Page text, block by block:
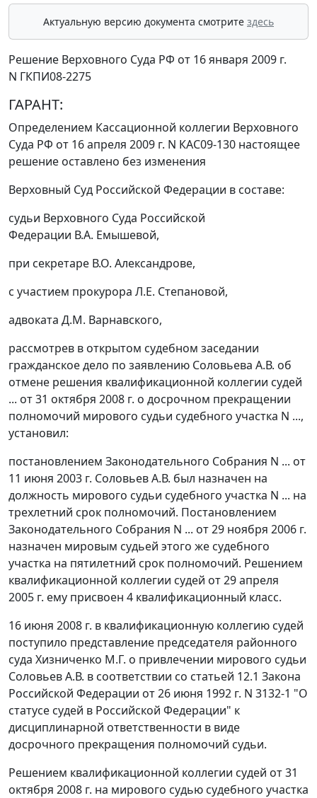
Актуальную версию документа смотрите здесь
Решение Верховного Суда РФ от 16 января 2009 г.
N ГКПИ08-2275
ГАРАНТ:
Определением Кассационной коллегии Верховного
Суда РФ от 16 апреля 2009 г. N КАС09-130 настоящее
решение оставлено без изменения
Верховный Суд Российской Федерации в составе:
судьи Верховного Суда Российской
Федерации В.А. Емышевой,
при секретаре В.О. Александрове,
с участием прокурора Л.Е. Степановой,
адвоката Д.М. Варнавского,
рассмотрев в открытом судебном заседании
гражданское дело по заявлению Соловьева А.В. об
отмене решения квалификационной коллегии судей
... от 31 октября 2008 г. о досрочном прекращении
полномочий мирового судьи судебного участка N ...,
установил:
постановлением Законодательного Собрания N ... от
11 июня 2003 г. Соловьев А.В. был назначен на
должность мирового судьи судебного участка N ... на
трехлетний срок полномочий. Постановлением
Законодательного Собрания N ... от 29 ноября 2006 г.
назначен мировым судьей этого же судебного
участка на пятилетний срок полномочий. Решением
квалификационной коллегии судей от 29 апреля
2005 г. ему присвоен 4 квалификационный класс.
16 июня 2008 г. в квалификационную коллегию судей
поступило представление председателя районного
суда Хизниченко М.Г. о привлечении мирового судьи
Соловьев А.В. в соответствии со статьей 12.1 Закона
Российской Федерации от 26 июня 1992 г. N 3132-1 "О
статусе судей в Российской Федерации" к
дисциплинарной ответственности в виде
досрочного прекращения полномочий судьи.
Решением квалификационной коллегии судей от 31
октября 2008 г. на мирового судью судебного участка